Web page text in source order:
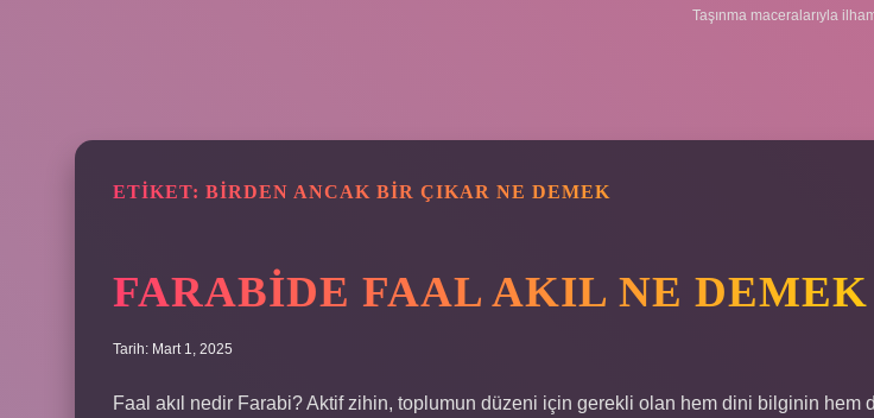
Taşınma maceralarıyla
ETIKET: BIRDEN ANCAK BIR ÇIKAR NE DEMEK
FARABIDE FAAL AKIL NE DEMEK
Tarih: Mart 1, 2025
Faal akıl nedir Farabi? Aktif zihin, toplumun düzeni için gerekli olan hem dini bilginin hem